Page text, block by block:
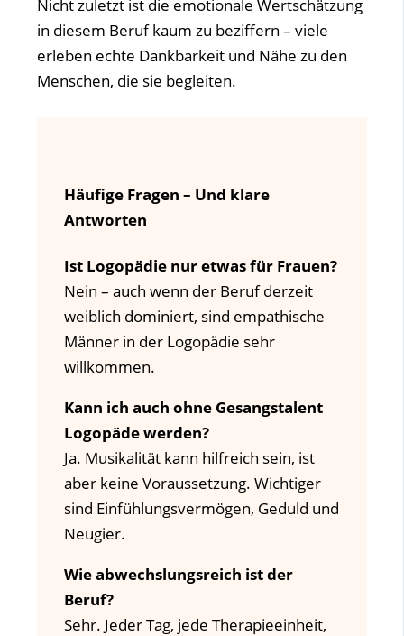
Nicht zuletzt ist die emotionale Wertschätzung
in diesem Beruf kaum zu beziffern – viele
erleben echte Dankbarkeit und Nähe zu den
Menschen, die sie begleiten.
Häufige Fragen – Und klare
Antworten
Ist Logopädie nur etwas für Frauen?
Nein – auch wenn der Beruf derzeit
weiblich dominiert, sind empathische
Männer in der Logopädie sehr
willkommen.
Kann ich auch ohne Gesangstalent
Logopäde werden?
Ja. Musikalität kann hilfreich sein, ist
aber keine Voraussetzung. Wichtiger
sind Einfühlungsvermögen, Geduld und
Neugier.
Wie abwechslungsreich ist der
Beruf?
Sehr. Jeder Tag, jede Therapieeinheit,